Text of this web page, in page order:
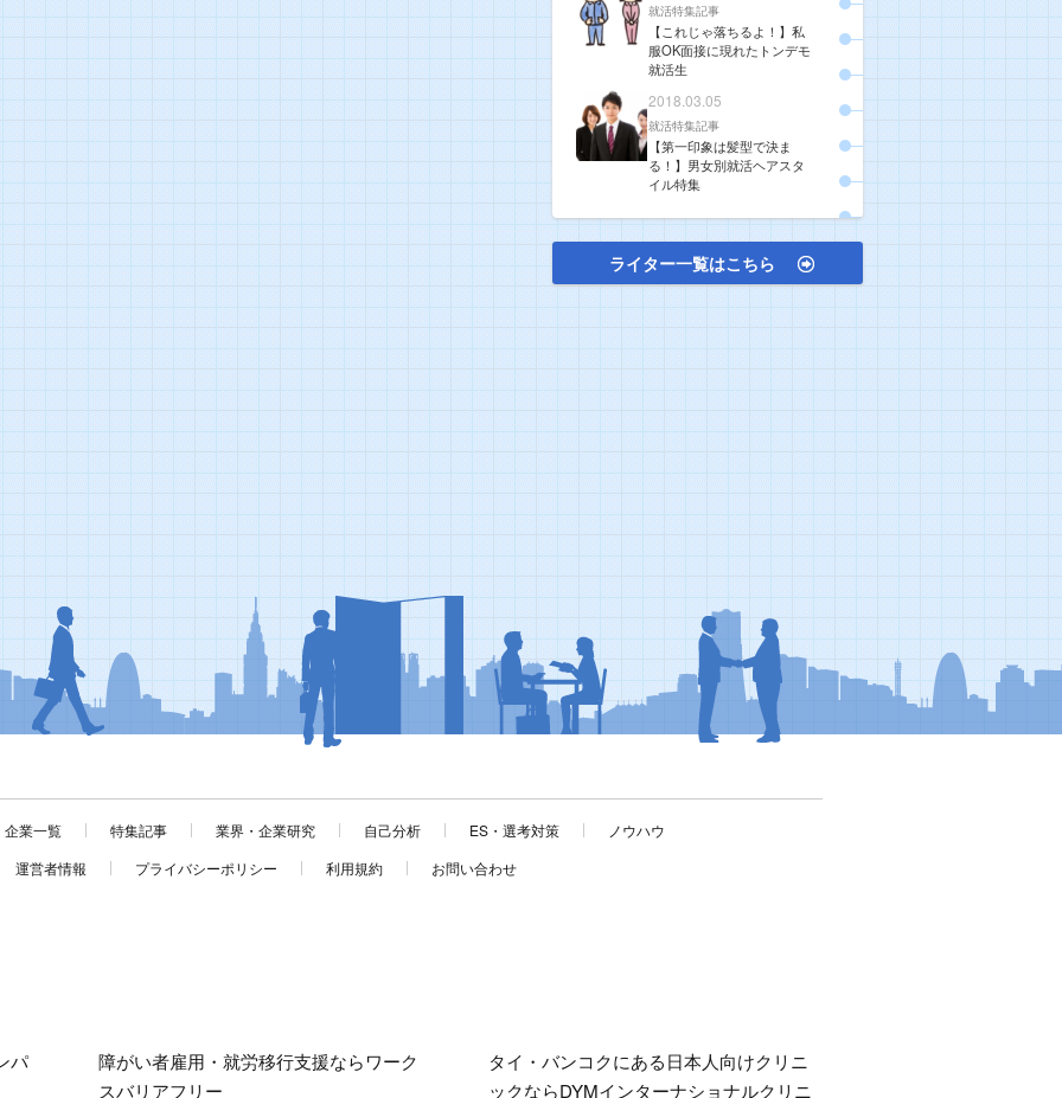
就活特集記事
【これじゃ落ちるよ！】私
服OK面接に現れたトンデモ
就活生
2018.03.05
就活特集記事
【第一印象は髪型で決ま
る！】男女別就活ヘアスタ
イル特集
ライター一覧はこちら
企業一覧 特集記事 業界・企業研究 自己分析 ES・選考対策
ノウハウ
運営者情報
プライバシーポリシー 利用規約 お問い合わせ
パ
障がい者雇用・就労移行支援ならワーク
スバリアフリー
タイ・バンコクにある日本人向けクリニ
ックならDYMインターナショナルクリニ